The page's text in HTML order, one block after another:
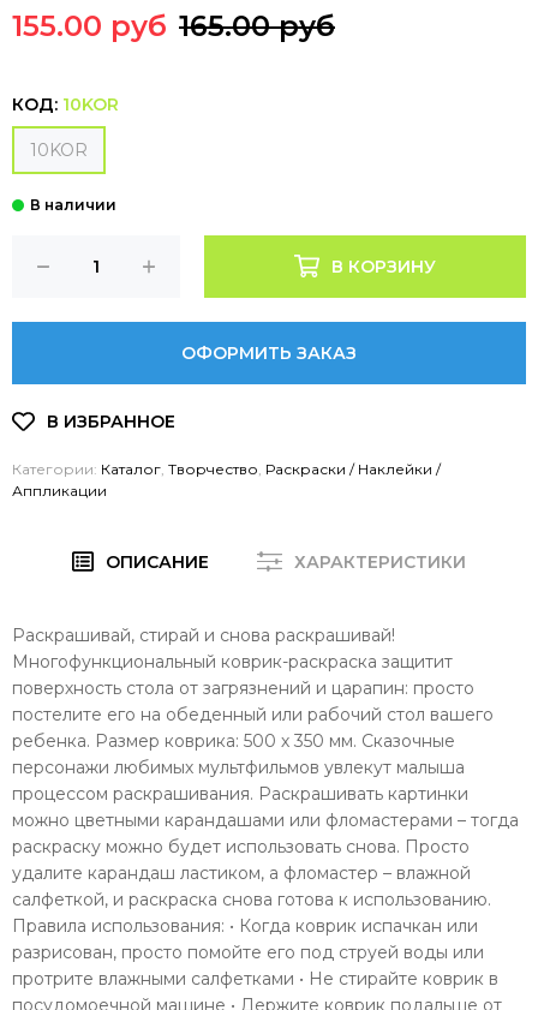
155.00 руб 165.00 руб
КОД: 10KOR
10KOR
В КОРЗИНУ
ОФОРМИТЬ ЗАКАЗ
Категории: Каталог Творчество Раскраски / Наклейки /
Аппликации
ОПИСАНИЕ ХАРАКТЕРИСТИКИ
Раскрашивай, стирай и снова раскрашивай!
Многофункциональный коврик-раскраска защитит
поверхность стола от загрязнений и царапин: просто
постелите его на обеденный или рабочий стол вашего
ребенка. Размер коврика: 500 х 350 мм. Сказочные
персонажи любимых мультфильмов увлекут малыша
процессом раскрашивания. Раскрашивать картинки
можно цветными карандашами или фломастерами – тогда
раскраску можно будет использовать снова. Просто
удалите карандаш ластиком, а фломастер – влажной
салфеткой, и раскраска снова готова к использованию.
Правила использования: • Когда коврик испачкан или
разрисован, просто помойте его под струей воды или
протрите влажными салфетками • Не стирайте коврик в
посудомоечной машине • Держите коврик подальше от